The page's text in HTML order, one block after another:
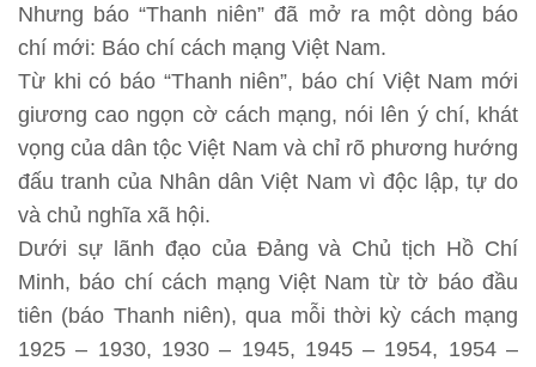
Nhưng báo “Thanh niên” đã mở ra một dòng báo
chí mới: Báo chí cách mạng Việt Nam.
Từ khi có báo “Thanh niên”, báo chí Việt Nam mới
giương cao ngọn cờ cách mạng, nói lên ý chí, khát
vọng của dân tộc Việt Nam và chỉ rõ phương hướng
đấu tranh của Nhân dân Việt Nam vì độc lập, tự do
và chủ nghĩa xã hội.
Dưới sự lãnh đạo của Đảng và Chủ tịch Hồ Chí
Minh, báo chí cách mạng Việt Nam từ tờ báo đầu
tiên (báo Thanh niên), qua mỗi thời kỳ cách mạng
1925 – 1930, 1930 – 1945, 1945 – 1954, 1954 –